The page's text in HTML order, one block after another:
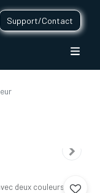
Support/Contact
deux couleurs